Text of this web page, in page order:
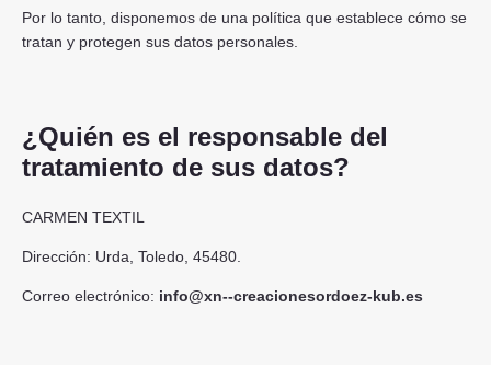
Por lo tanto, disponemos de una política que establece cómo se
tratan y protegen sus datos personales.
¿Quién es el responsable del
tratamiento de sus datos?
CARMEN TEXTIL
Dirección: Urda, Toledo, 45480.
Correo electrónico: info@xn--creacionesordoez-kub.es